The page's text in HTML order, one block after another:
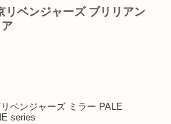
リベンジャーズ ブリリアン
ベンジャーズ ミラー PALE
series